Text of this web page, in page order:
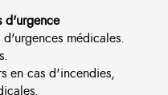
d'urgence
médicales.
en cas d'incendies,